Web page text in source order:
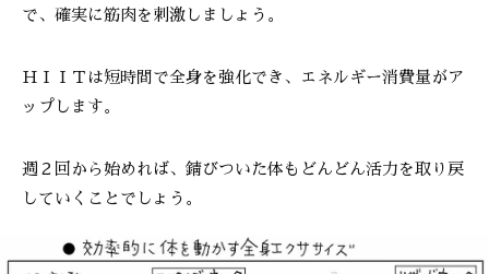
で、確実に筋肉を刺激しましょう。
ＨＩＩＴは短時間で全身を強化でき、エネルギー消費量がア
ップします。
週２回から始めれば、錆びついた体もどんどん活力を取り戻
していくことでしょう。